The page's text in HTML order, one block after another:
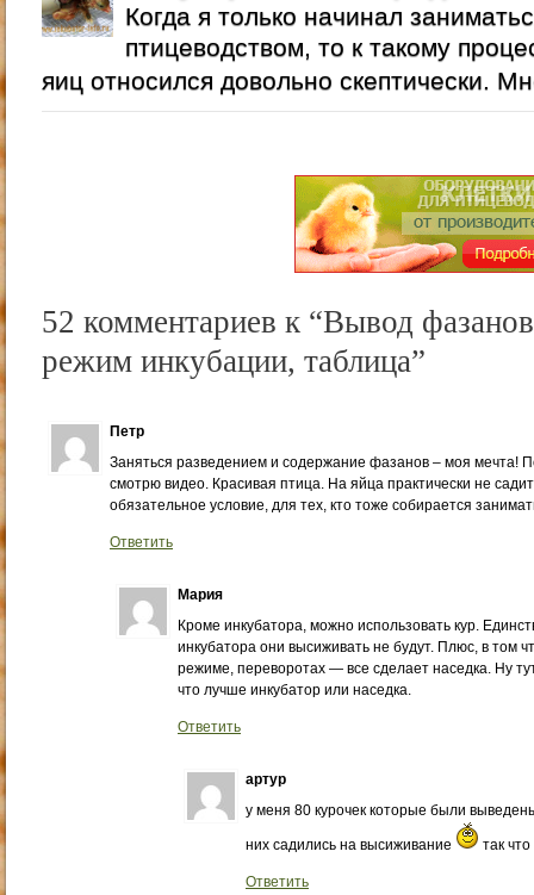
Когда я только начинал
птицеводством, то к такому
яиц относился довольно скептически.
52 комментариев к “Вывод
режим инкубации, таблица”
Петр
Заняться разведением и содержание фазанов – моя мечта!
смотрю видео. Красивая птица. На яйца практически не
обязательное условие, для тех, кто тоже собирается
Ответить
Мария
Кроме инкубатора, можно использовать кур.
инкубатора они высиживать не будут. Плюс, в том
режиме, переворотах — все сделает наседка. Ну
что лучше инкубатор или наседка.
Ответить
артур
у меня 80 курочек которые были
них садились на высиживание так
Ответить